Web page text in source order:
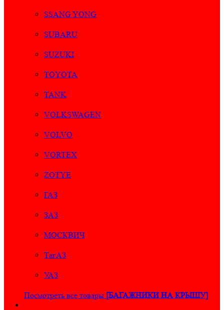
SSANG YONG
SUBARU
SUZUKI
TOYOTA
TANK
VOLKSWAGEN
VOLVO
VORTEX
ZOTYE
ГАЗ
ЗАЗ
МОСКВИЧ
ТагАЗ
УАЗ
Посмотреть все товары [БАГАЖНИКИ НА КРЫШУ]